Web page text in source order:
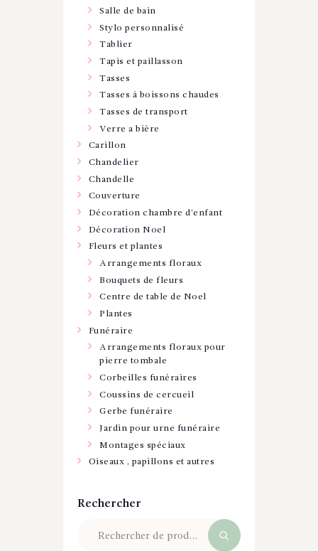
Salle de bain
Stylo personnalisé
Tablier
Tapis et paillasson
Tasses
Tasses à boissons chaudes
Tasses de transport
Verre a bière
Carillon
Chandelier
Chandelle
Couverture
Décoration chambre d'enfant
Décoration Noel
Fleurs et plantes
Arrangements floraux
Bouquets de fleurs
Centre de table de Noel
Plantes
Funéraire
Arrangements floraux pour
pierre tombale
Corbeilles funéraires
Coussins de cercueil
Gerbe funéraire
Jardin pour urne funéraire
Montages spéciaux
Oiseaux , papillons et autres
Rechercher